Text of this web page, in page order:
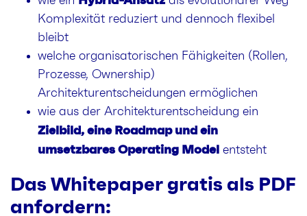
Komplexität reduziert und dennoch flexibel
bleibt
welche organisatorischen Fähigkeiten (Rollen,
Prozesse, Ownership)
Architekturentscheidungen ermöglichen
wie aus der Architekturentscheidung ein
Zielbild, eine Roadmap und ein
umsetzbares Operating Model entsteht
Das Whitepaper gratis als PDF
anfordern: